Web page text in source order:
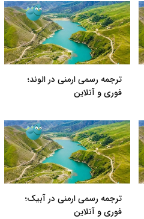
ترجمه رسمی ارمنی در الوند؛
فوری و آنلاین
ترجمه رسمی ارمنی در آبیک؛
فوری و آنلاین